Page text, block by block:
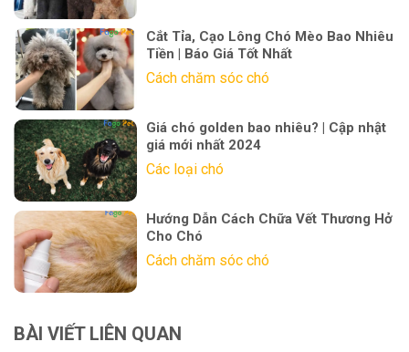
Cắt Tỉa, Cạo Lông Chó Mèo Bao Nhiêu
Tiền | Báo Giá Tốt Nhất
Cách chăm sóc chó
Giá chó golden bao nhiêu? | Cập nhật
giá mới nhất 2024
Các loại chó
Hướng Dẫn Cách Chữa Vết Thương Hở
Cho Chó
Cách chăm sóc chó
BÀI VIẾT LIÊN QUAN